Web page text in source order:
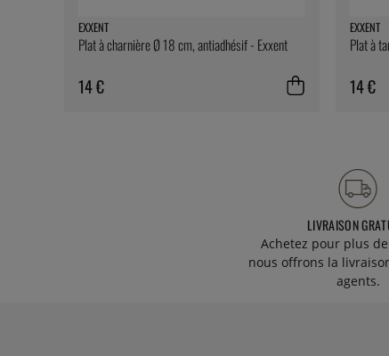
EXXENT
Plat à charnière Ø 18 cm, antiadhésif - Exxent
14 €
EXXENT
Plat à
14 €
LIVRAISON
Achetez pour plus de
nous offrons la
agents.